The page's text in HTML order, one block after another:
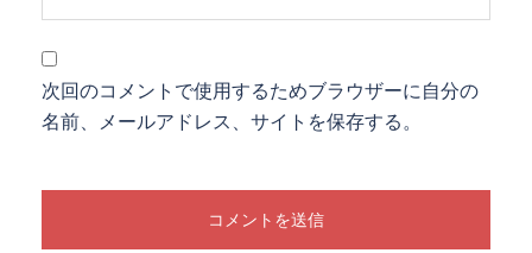
次回のコメントで使用するためブラウザーに自分の
名前、メールアドレス、サイトを保存する。